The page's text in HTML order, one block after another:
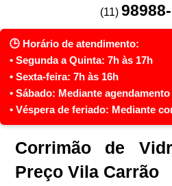
(11)
Corrimão de
Preço Vila Carrão